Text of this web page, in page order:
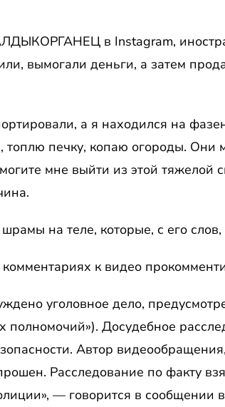
в Instagram,
вымогали деньги, а затем
а я находился на
печку, копаю огороды. Они
мне выйти из этой тяжелой
на теле, которые, с его
к видео
уголовное дело,
Досудебное
Автор
Расследование по факту
— говорится в сообщении